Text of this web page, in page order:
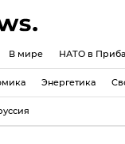
В мире НАТО в
Энергетика